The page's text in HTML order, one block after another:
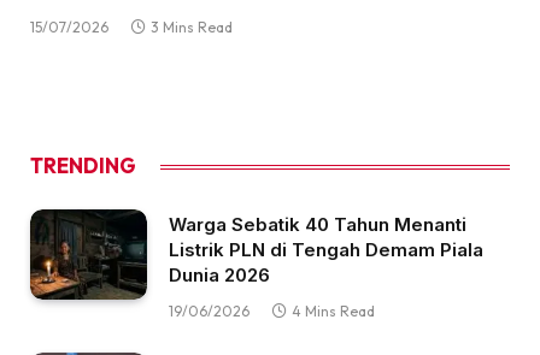
15/07/2026 3 Mins Read
TRENDING
Warga Sebatik 40 Tahun Menanti
Listrik PLN di Tengah Demam Piala
Dunia 2026
19/06/2026 4 Mins Read